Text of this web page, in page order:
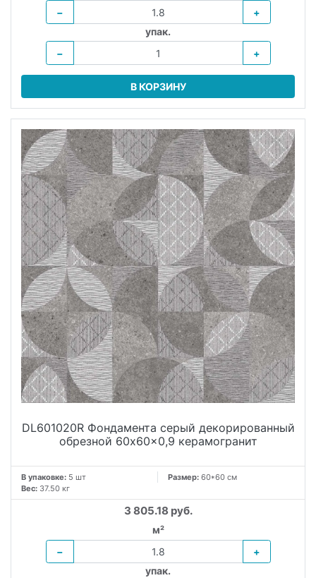
−
+
упак.
−
+
В КОРЗИНУ
DL601020R Фондамента серый декорированный
обрезной 60x60x0,9 керамогранит
В упаковке: 5 шт Размер: 60*60 см
Вес: 37.50 кг
3 805.18 руб.
м²
−
+
упак.